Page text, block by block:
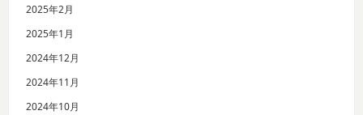
2025年2月
2025年1月
2024年12月
2024年11月
2024年10月